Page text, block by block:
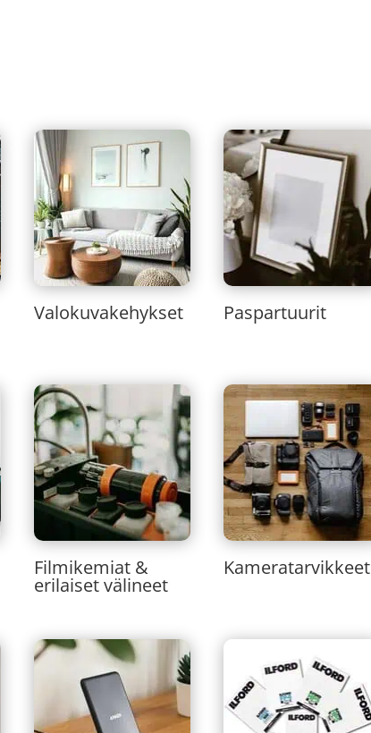
Valokuvakehykset Paspartuurit
Filmikemiat &
erilaiset välineet
Kameratarvikkeet